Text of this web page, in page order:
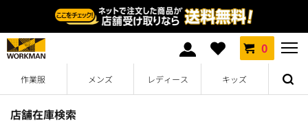
0
作業服 メンズ レディース キッズ
店舗在庫検索